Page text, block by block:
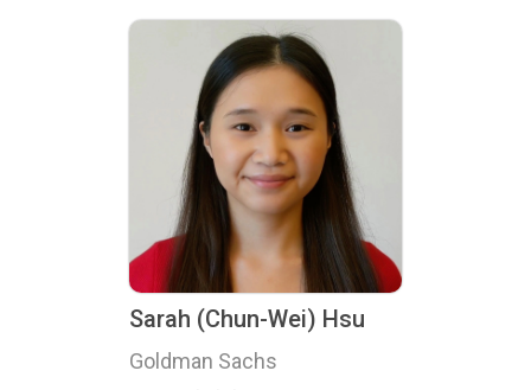
Sarah (Chun-Wei) Hsu
Goldman Sachs